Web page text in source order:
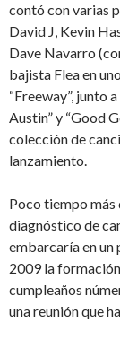
contó con varias
David J, Kevin
Dave Navarro
bajista Flea en
“Freeway”, junto
Austin” y “Good
colección de
lanzamiento.
Poco tiempo
diagnóstico de
embarcaría en un
2009 la
cumpleaños
una reunión que